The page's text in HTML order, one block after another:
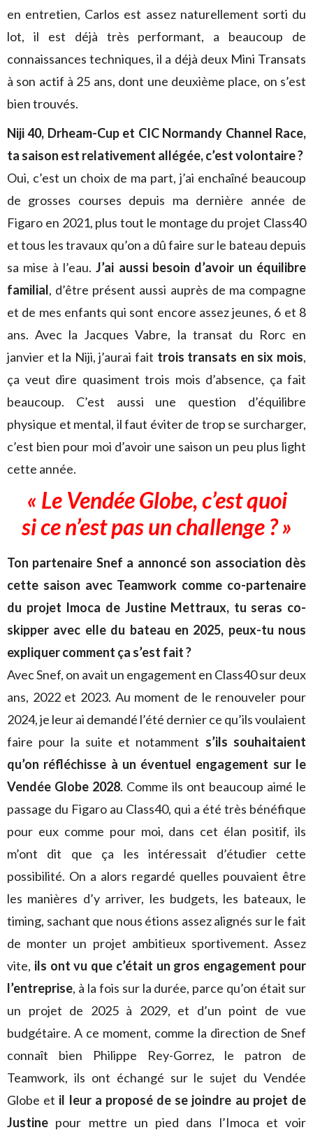
en entretien, Carlos est assez naturellement sorti du
lot, il est déjà très performant, a beaucoup de
connaissances techniques, il a déjà deux Mini Transats
à son actif à 25 ans, dont une deuxième place, on s’est
bien trouvés.
Niji 40, Drheam-Cup et CIC Normandy Channel Race,
ta saison est relativement allégée, c’est volontaire ?
Oui, c’est un choix de ma part, j’ai enchaîné beaucoup
de grosses courses depuis ma dernière année de
Figaro en 2021, plus tout le montage du projet Class40
et tous les travaux qu’on a dû faire sur le bateau depuis
sa mise à l’eau.J’ai aussi besoin d’avoir un équilibre
familial, d’être présent aussi auprès de ma compagne
et de mes enfants qui sont encore assez jeunes, 6 et 8
ans. Avec la Jacques Vabre, la transat du Rorc en
janvier et la Niji, j’aurai fait trois transats en six mois,
ça veut dire quasiment trois mois d’absence, ça fait
beaucoup. C’est aussi une question d’équilibre
physique et mental, il faut éviter de trop se surcharger,
c’est bien pour moi d’avoir une saison un peu plus light
cette année.
« Le Vendée Globe, c’est quoi
si ce n’est pas un challenge ? »
Ton partenaire Snef a annoncé son association dès
cette saison avec Teamwork comme co-partenaire
du projet Imoca de Justine Mettraux, tu seras co-
skipper avec elle du bateau en 2025, peux-tu nous
expliquer comment ça s’est fait ?
Avec Snef, on avait un engagement en Class40 sur deux
ans, 2022 et 2023. Au moment de le renouveler pour
2024, je leur ai demandé l’été dernier ce qu’ils voulaient
faire pour la suite et notamment s’ils souhaitaient
qu’on réfléchisse à un éventuel engagement sur le
Vendée Globe 2028. Comme ils ont beaucoup aimé le
passage du Figaro au Class40, qui a été très bénéfique
pour eux comme pour moi, dans cet élan positif, ils
m’ont dit que ça les intéressait d’étudier cette
possibilité. On a alors regardé quelles pouvaient être
les manières d’y arriver, les budgets, les bateaux, le
timing, sachant que nous étions assez alignés sur le fait
de monter un projet ambitieux sportivement. Assez
vite, ils ont vu que c’était un gros engagement pour
l’entreprise, à la fois sur la durée, parce qu’on était sur
un projet de 2025 à 2029, et d’un point de vue
budgétaire. A ce moment, comme la direction de Snef
connaît bien Philippe Rey-Gorrez, le patron de
Teamwork, ils ont échangé sur le sujet du Vendée
Globe et il leur a proposé de se joindre au projet de
Justine pour mettre un pied dans l’Imoca et voir